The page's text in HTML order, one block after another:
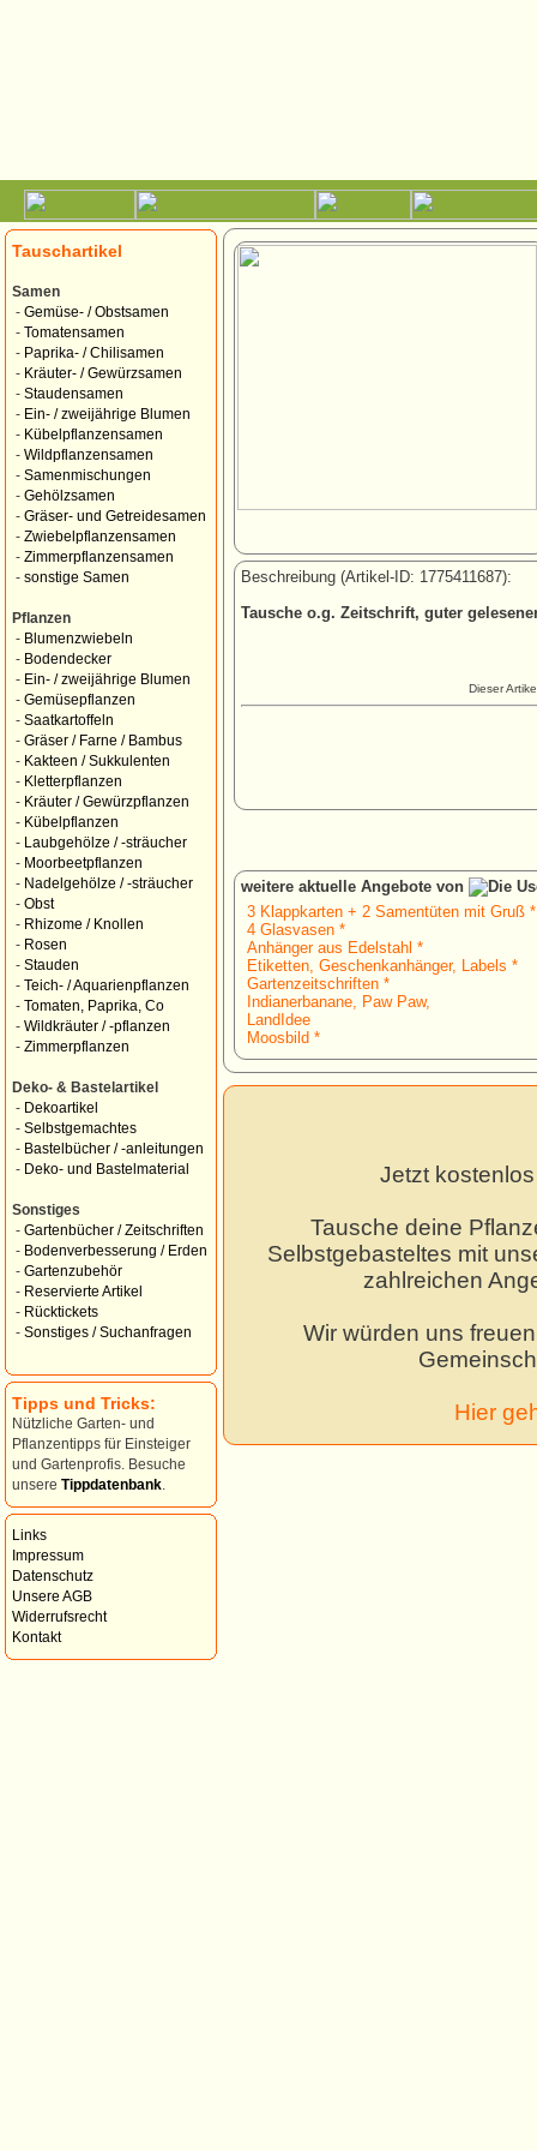
Tauschartikel
Samen
- Gemüse- / Obstsamen
- Tomatensamen
- Paprika- / Chilisamen
- Kräuter- / Gewürzsamen
- Staudensamen
- Ein- / zweijährige Blumen
- Kübelpflanzensamen
- Wildpflanzensamen
- Samenmischungen
- Gehölzsamen
- Gräser- und Getreidesamen
- Zwiebelpflanzensamen
- Zimmerpflanzensamen
- sonstige Samen
Pflanzen
- Blumenzwiebeln
- Bodendecker
- Ein- / zweijährige Blumen
- Gemüsepflanzen
- Saatkartoffeln
- Gräser / Farne / Bambus
- Kakteen / Sukkulenten
- Kletterpflanzen
- Kräuter / Gewürzpflanzen
- Kübelpflanzen
-
Laubgehölze / -sträucher
- Moorbeetpflanzen
- Nadelgehölze / -sträucher
- Obst
- Rhizome / Knollen
- Rosen
- Stauden
- Teich- / Aquarienpflanzen
- Tomaten, Paprika, Co
- Wildkräuter / -pflanzen
- Zimmerpflanzen
Deko- & Bastelartikel
- Dekoartikel
- Selbstgemachtes
- Bastelbücher / -anleitungen
- Deko- und Bastelmaterial
Sonstiges
- Gartenbücher / Zeitschriften
- Bodenverbesserung / Erden
- Gartenzubehör
- Reservierte Artikel
- Rücktickets
- Sonstiges / Suchanfragen
Tipps und Tricks:
Nützliche Garten- und
Pflanzentipps für Einsteiger
und Gartenprofis. Besuche
unsere Tippdatenbank
Links
Impressum
Datenschutz
Unsere AGB
Widerrufsrecht
Kontakt
Beschreibung (Artikel-ID: 1775411687):
Tausche o.g. Zeitschrift, guter
Dieser
weitere aktuelle Angebote von
3 Klappkarten + 2 Samentüten mit Gruß *
4 Glasvasen *
Anhänger aus Edelstahl *
Etiketten, Geschenkanhänger, Labels *
Gartenzeitschriften *
Indianerbanane, Paw Paw,
LandIdee
Moosbild *
Jetzt
Tausche deine
Selbstgebasteltes mit
zahlreichen
Wir würden uns
Hier